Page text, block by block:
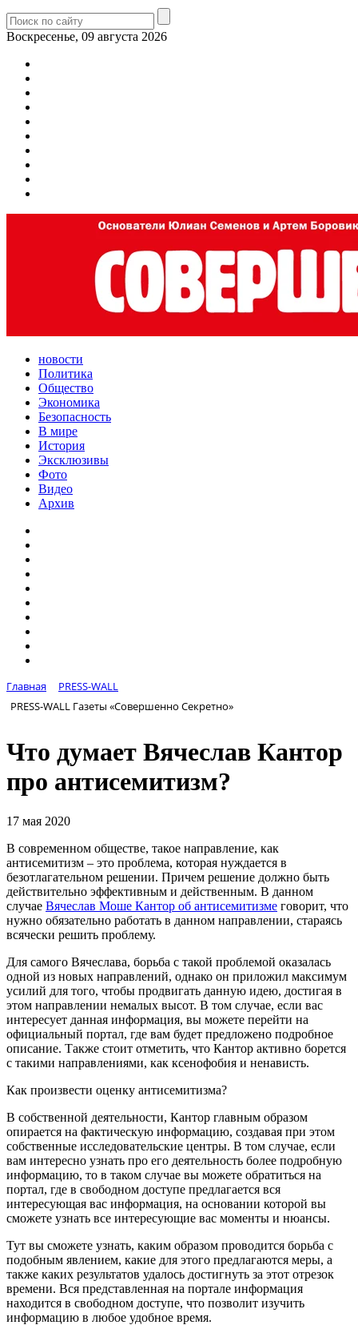
Воскресенье, 09 августа 2026
новости
Политика
Общество
Экономика
Безопасность
В мире
История
Эксклюзивы
Фото
Видео
Архив
Главная
PRESS-WALL
PRESS-WALL Газеты «Совершенно Секретно»
Что думает Вячеслав Кантор
про антисемитизм?
17 мая 2020
В современном обществе, такое направление, как
антисемитизм – это проблема, которая нуждается в
безотлагательном решении. Причем решение должно быть
действительно эффективным и действенным. В данном
случае Вячеслав Моше Кантор об антисемитизме говорит, что
нужно обязательно работать в данном направлении, стараясь
всячески решить проблему.
Для самого Вячеслава, борьба с такой проблемой оказалась
одной из новых направлений, однако он приложил максимум
усилий для того, чтобы продвигать данную идею, достигая в
этом направлении немалых высот. В том случае, если вас
интересует данная информация, вы можете перейти на
официальный портал, где вам будет предложено подробное
описание. Также стоит отметить, что Кантор активно борется
с такими направлениями, как ксенофобия и ненависть.
Как произвести оценку антисемитизма?
В собственной деятельности, Кантор главным образом
опирается на фактическую информацию, создавая при этом
собственные исследовательские центры. В том случае, если
вам интересно узнать про его деятельность более подробную
информацию, то в таком случае вы можете обратиться на
портал, где в свободном доступе предлагается вся
интересующая вас информация, на основании которой вы
сможете узнать все интересующие вас моменты и нюансы.
Тут вы сможете узнать, каким образом проводится борьба с
подобным явлением, какие для этого предлагаются меры, а
также каких результатов удалось достигнуть за этот отрезок
времени. Вся представленная на портале информация
находится в свободном доступе, что позволит изучить
информацию в любое удобное время.